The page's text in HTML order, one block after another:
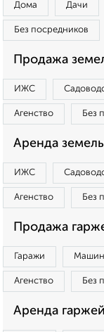
Дома Дачи
Без посредников
Продажа
ИЖС
Агенство Без
Аренда
ИЖС
Агенство Без
Продажа
Гаражи
Агенство Без
Аренда